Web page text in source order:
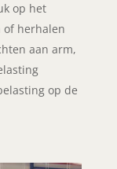
op het
of herhalen
aan arm,
op de